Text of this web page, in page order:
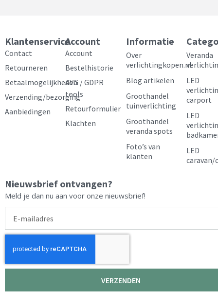
e
b
o
o
k
t
g
r
a
t
e
r
e
s
t
t
b
e
Klantenservice
Contact
Retourneren
Betaalmogelijkheden
Verzending/bezorging
Aanbiedingen
Account
Account
Bestelhistorie
AVG / GDPR
tools
Retourformulier
Klachten
Informatie
Over
verlichtingkopen.nl
Blog artikelen
Groothandel
tuinverlichting
Groothandel
veranda spots
Foto’s van
klanten
Veranda
LED
carport
LED
LED
Nieuwsbrief ontvangen?
Meld je dan nu aan voor onze nieuwsbrief!
mailadres
VERZENDEN